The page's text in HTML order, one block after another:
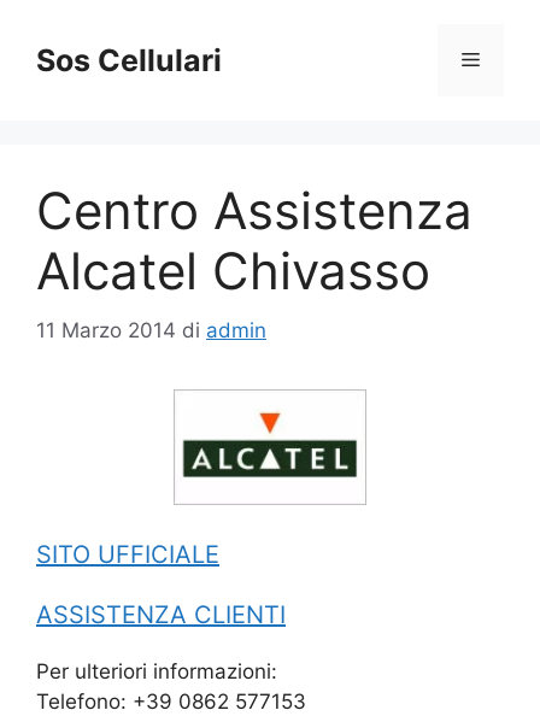
contenuto
Sos Cellulari Menu
Centro Assistenza
Alcatel Chivasso
11 Marzo 2014 di admin
SITO UFFICIALE
ASSISTENZA CLIENTI
Per ulteriori informazioni:
Telefono: +39 0862 577153